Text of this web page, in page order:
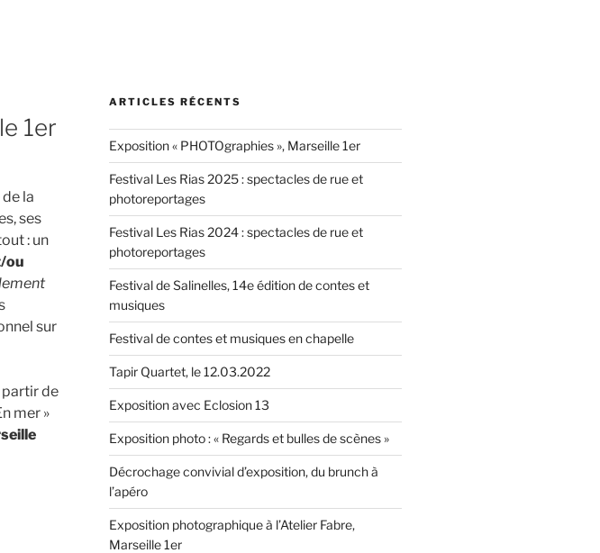
1er
la
ses
: un
ou
sur
partir de
mer »
ARTICLES RÉCENTS
Exposition « PHOTOgraphies », Marseille 1er
Festival Les Rias 2025 : spectacles de rue et
photoreportages
Festival Les Rias 2024 : spectacles de rue et
photoreportages
Festival de Salinelles, 14e édition de contes et
musiques
Festival de contes et musiques en chapelle
Tapir Quartet, le 12.03.2022
Exposition avec Eclosion 13
Exposition photo : « Regards et bulles de scènes »
Décrochage convivial d’exposition, du brunch à
l’apéro
Exposition photographique à l’Atelier Fabre,
Marseille 1er